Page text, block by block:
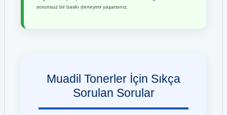
sorunsuz bir baskı deneyimi yaşarsınız.
Muadil Tonerler İçin Sıkça
Sorulan Sorular